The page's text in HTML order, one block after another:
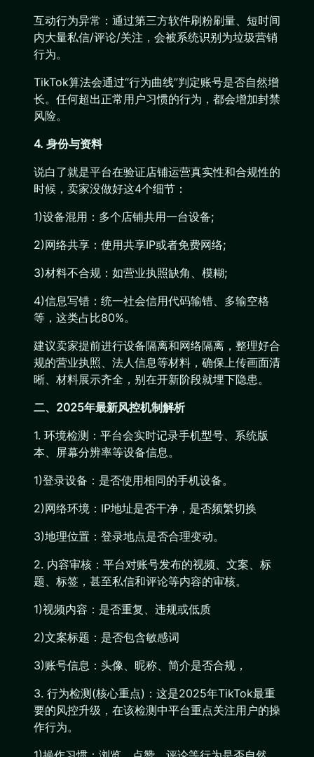
互动行为异常：通过第三方软件刷粉刷量、短时间
内大量私信/评论/关注，会被系统识别为垃圾营销
行为。
TikTok算法会通过“行为曲线”判定账号是否自然增
长。任何超出正常用户习惯的行为，都会增加封禁
风险。
4. 身份与资料
说白了就是平台在验证店铺运营真实性和合规性的
时候，卖家没做好这4个细节：
1)设备混用：多个店铺共用一台设备;
2)网络共享：使用共享IP或者免费网络;
3)材料不合规：如营业执照缺角、模糊;
4)信息写错：统一社会信用代码输错、多输空格
等，这类占比80%。
建议卖家提前进行设备隔离和网络隔离，整理好合
规的营业执照、法人信息等材料，确保上传画面清
晰、材料展示齐全，别在开新阶段就埋下隐患。
二、2025年最新风控机制解析
1. 环境检测：平台会实时记录手机型号、系统版
本、屏幕分辨率等设备信息。
1)登录设备：是否使用相同的手机设备。
2)网络环境：IP地址是否干净，是否频繁切换
3)地理位置：登录地点是否合理变动。
2. 内容审核：平台对账号发布的视频、文案、标
题、标签，甚至私信和评论等内容的审核。
1)视频内容：是否重复、违规或低质
2)文案标题：是否包含敏感词
3)账号信息：头像、昵称、简介是否合规，
3. 行为检测(核心重点)：这是2025年TikTok最重
要的风控升级，在该检测中平台重点关注用户的操
作行为。